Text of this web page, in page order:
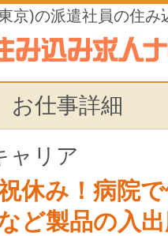
京)の派遣社員の住み
お仕事詳細
ャリア
休み！病院
ど製品の入